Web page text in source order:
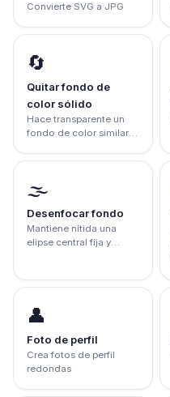
Convierte SVG a JPG
🔄
Quitar fondo de
color sólido
Hace transparente un
fondo de color similar
(no es IA)
🌫️
Desenfocar fondo
Mantiene nítida una
elipse central fija y
👤
Foto de perfil
Crea fotos de perfil
redondas